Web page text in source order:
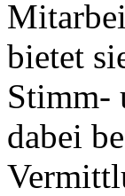
bietet
Stimm-
dabei